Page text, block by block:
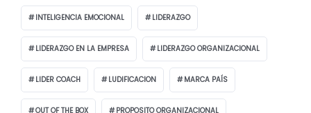
INTELIGENCIA EMOCIONAL LIDERAZGO
LIDERAZGO EN LA EMPRESA LIDERAZGO ORGANIZACIONAL
LIDER COACH LUDIFICACION MARCA PAÍS
OUT OF THE BOX PROPOSITO ORGANIZACIONAL